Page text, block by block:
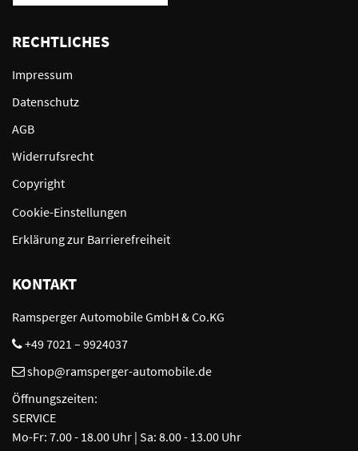
RECHTLICHES
Impressum
Datenschutz
AGB
Widerrufsrecht
Copyright
Cookie-Einstellungen
Erklärung zur Barrierefreiheit
KONTAKT
Ramsperger Automobile GmbH & Co.KG
+49 7021 – 9924037
shop@ramsperger-automobile.de
Öffnungszeiten:
SERVICE
Mo-Fr: 7.00 - 18.00 Uhr | Sa: 8.00 - 13.00 Uhr